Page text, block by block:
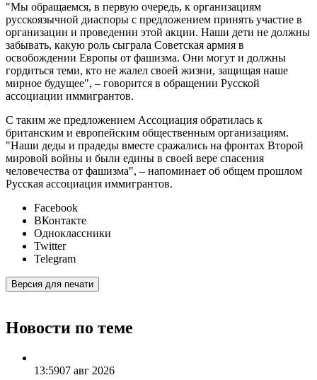
"Мы обращаемся, в первую очередь, к организациям
русскоязычной диаспоры с предложением принять участие в
организации и проведении этой акции. Наши дети не должны
забывать, какую роль сыграла Советская армия в
освобождении Европы от фашизма. Они могут и должны
гордиться теми, кто не жалел своей жизни, защищая наше
мирное будущее", – говорится в обращении Русской
ассоциации иммигрантов.
С таким же предложением Ассоциация обратилась к
британским и европейским общественным организациям.
"Наши деды и прадеды вместе сражались на фронтах Второй
мировой войны и были едины в своей вере спасения
человечества от фашизма", – напоминает об общем прошлом
Русская ассоциация иммигрантов.
Facebook
ВКонтакте
Одноклассники
Twitter
Telegram
Версия для печати
Новости по теме
13:5907 авг 2026